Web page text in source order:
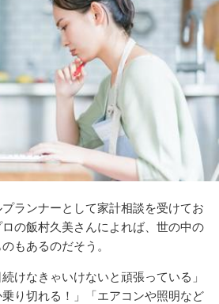
ランナーとして家計相談を受けてお
の飯村久美さんによれば、世の中の
もあるのだそう。
けなきゃいけないと頑張っている」
乗り切れる！」「エアコンや照明など